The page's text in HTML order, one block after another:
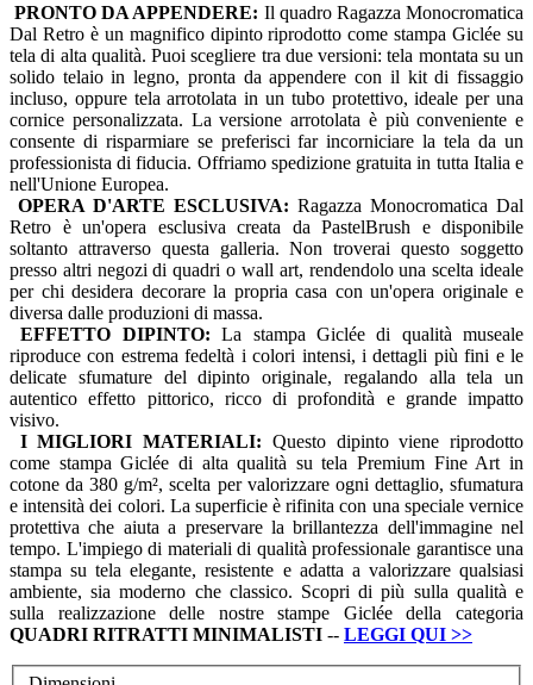
PRONTO DA APPENDERE: Il quadro Ragazza Monocromatica
Dal Retro è un magnifico dipinto riprodotto come stampa Giclée su
tela di alta qualità. Puoi scegliere tra due versioni: tela montata su un
solido telaio in legno, pronta da appendere con il kit di fissaggio
incluso, oppure tela arrotolata in un tubo protettivo, ideale per una
cornice personalizzata. La versione arrotolata è più conveniente e
consente di risparmiare se preferisci far incorniciare la tela da un
professionista di fiducia. Offriamo spedizione gratuita in tutta Italia e
nell'Unione Europea.
OPERA D'ARTE ESCLUSIVA: Ragazza Monocromatica Dal
Retro è un'opera esclusiva creata da PastelBrush e disponibile
soltanto attraverso questa galleria. Non troverai questo soggetto
presso altri negozi di quadri o wall art, rendendolo una scelta ideale
per chi desidera decorare la propria casa con un'opera originale e
diversa dalle produzioni di massa.
EFFETTO DIPINTO: La stampa Giclée di qualità museale
riproduce con estrema fedeltà i colori intensi, i dettagli più fini e le
delicate sfumature del dipinto originale, regalando alla tela un
autentico effetto pittorico, ricco di profondità e grande impatto
visivo.
I MIGLIORI MATERIALI: Questo dipinto viene riprodotto
come stampa Giclée di alta qualità su tela Premium Fine Art in
cotone da 380 g/m², scelta per valorizzare ogni dettaglio, sfumatura
e intensità dei colori. La superficie è rifinita con una speciale vernice
protettiva che aiuta a preservare la brillantezza dell'immagine nel
tempo. L'impiego di materiali di qualità professionale garantisce una
stampa su tela elegante, resistente e adatta a valorizzare qualsiasi
ambiente, sia moderno che classico. Scopri di più sulla qualità e
sulla realizzazione delle nostre stampe Giclée della categoria
QUADRI RITRATTI MINIMALISTI -- LEGGI QUI >>